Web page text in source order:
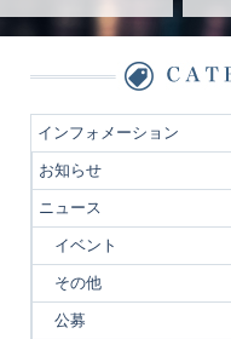
インフォメーション
お知らせ
ニュース
イベント
その他
公募